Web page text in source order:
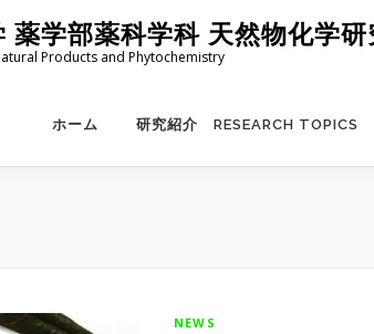
薬学部薬科学科 天然物化学研
Products and Phytochemistry
ホーム 研究紹介 RESEARCH TOPICS
NEWS